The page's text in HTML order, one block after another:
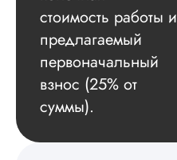
стоимость работы и
предлагаемый
первоначальный
взнос (25% от
суммы).